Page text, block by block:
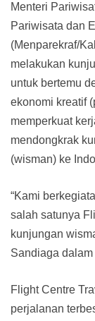
Menteri
Pariwisata dan
(Menparekraf/
melakukan
untuk bertemu
ekonomi kreatif
memperkuat
mendongkrak
(wisman) ke
“Kami
salah satunya
kunjungan
Sandiaga
Flight Centre
perjalanan